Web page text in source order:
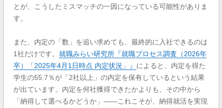
とが、こうしたミスマッチの一因になっている可能性がありま
す。
また、内定の「数」を追い求めても、最終的に入社できるのは
1社だけです。 就職みらい研究所『就職プロセス調査（2026年
卒）「2025年4月1日時点 内定状況」』 によると、内定を得た
学生の55.7％が「2社以上」の内定を保有しているという結果
が出ています。内定を何社獲得できたかよりも、その中から
「納得して選べるかどうか」——これこそが、納得就活を実現